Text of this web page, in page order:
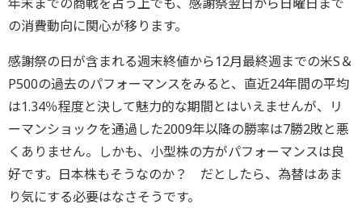
の消費動向に関心が移ります。
感謝祭の日が含まれる週末終値から12月最終週までの米S＆
P500の過去のパフォーマンスをみると、直近24年間の平均
は1.34％程度と決して魅力的な期間とはいえませんが、リ
ーマンショックを通過した2009年以降の勝率は7勝2敗と悪
くありません。しかも、小型株の方がパフォーマンスは良
好です。日本株もそうなのか？ だとしたら、為替はあま
り気にする必要はなさそうです。